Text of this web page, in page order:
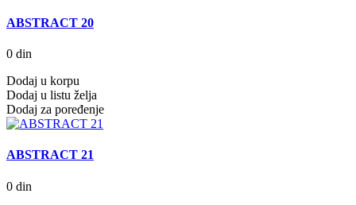
ABSTRACT 20
0 din
Dodaj u korpu
Dodaj u listu želja
Dodaj za poređenje
ABSTRACT 21
0 din